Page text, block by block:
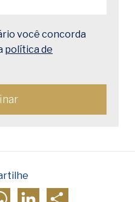
você concorda
política de
WhatsAppLinkedIn